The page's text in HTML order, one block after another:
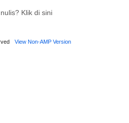
Klik di sini
View Non-AMP Version